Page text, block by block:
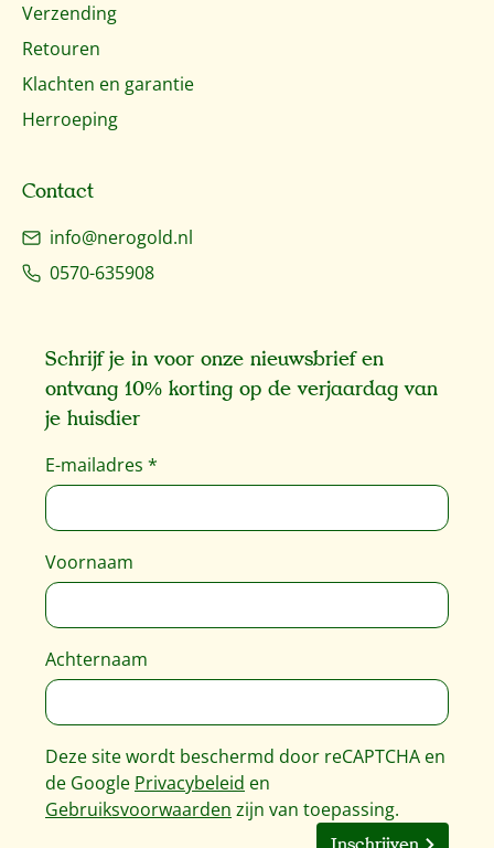
Verzending
Retouren
Klachten en garantie
Herroeping
Contact
info@nerogold.nl
0570-635908
Schrijf je in voor onze nieuwsbrief en
ontvang 10% korting op de verjaardag van
je huisdier
E-mailadres *
Voornaam
Achternaam
Deze site wordt beschermd door reCAPTCHA en
de Google Privacybeleid en
Gebruiksvoorwaarden zijn van toepassing.